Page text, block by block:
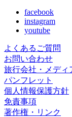
facebook
instagram
youtube
よくあるご質問
お問い合わせ
旅行会社・メディ
パンフレット
個人情報保護方針
免責事項
著作権・リンク